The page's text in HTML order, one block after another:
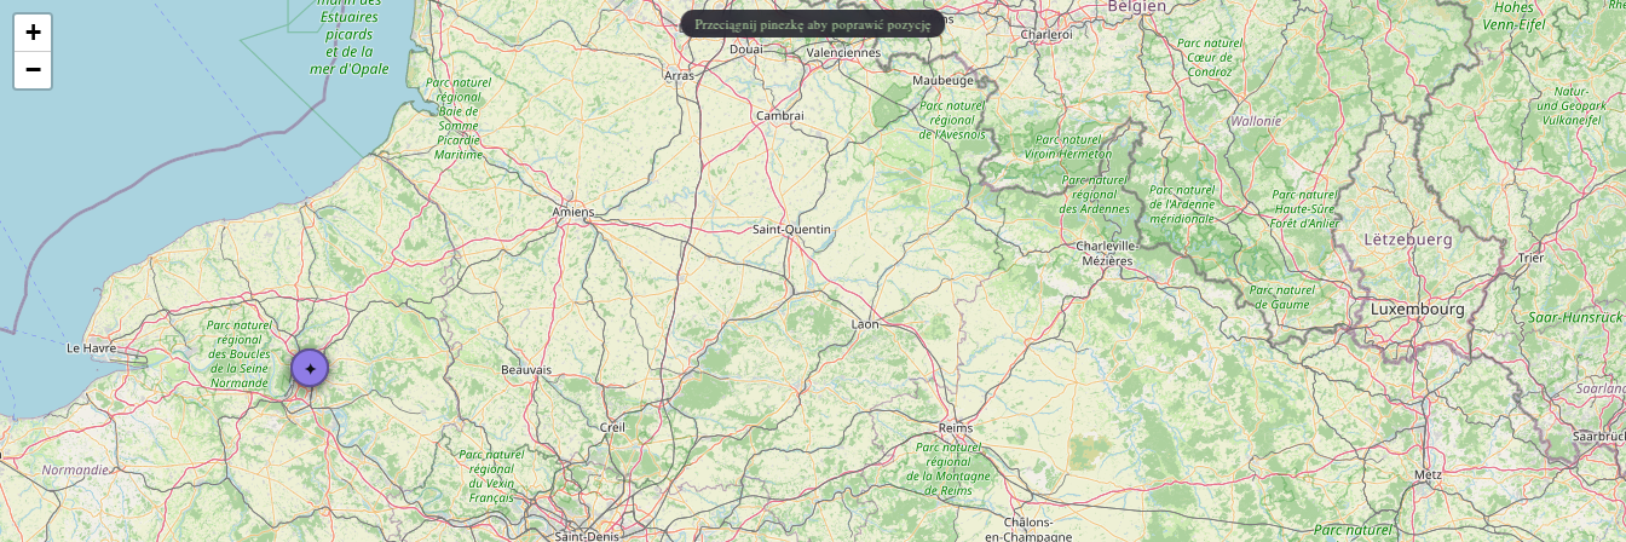
✝
✦
+
−
Przeciągnij pinezkę aby poprawić pozycję